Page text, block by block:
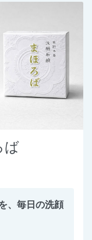
ば
、毎日の洗顔